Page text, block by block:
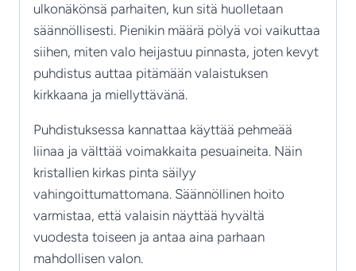
ulkonäkönsä parhaiten, kun sitä huolletaan
säännöllisesti. Pienikin määrä pölyä voi vaikuttaa
siihen, miten valo heijastuu pinnasta, joten kevyt
puhdistus auttaa pitämään valaistuksen
kirkkaana ja miellyttävänä.
Puhdistuksessa kannattaa käyttää pehmeää
liinaa ja välttää voimakkaita pesuaineita. Näin
kristallien kirkas pinta säilyy
vahingoittumattomana. Säännöllinen hoito
varmistaa, että valaisin näyttää hyvältä
vuodesta toiseen ja antaa aina parhaan
mahdollisen valon.